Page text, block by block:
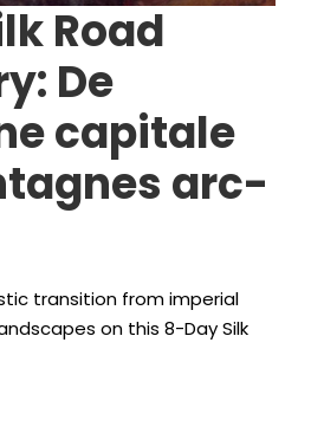
Road
: De
capitale
arc-
transition from imperial
on this 8-Day Silk